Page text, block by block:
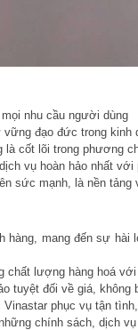
nhu cầu người dùng
đạo đức trong kinh
lõi trong phương
vụ hoàn hảo nhất với
sức mạnh, là nền tảng
mang đến sự
lượng hàng hoá
tuyệt đối về giá, không
phục vụ tận
chính sách, dịch